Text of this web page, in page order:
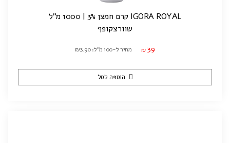
IGORA ROYAL קרם חמצן 3% | 1000 מ"ל
שוורצקופף
₪ 39 מחיר ל-100 מ"ל: ₪3.90
הוספה לסל